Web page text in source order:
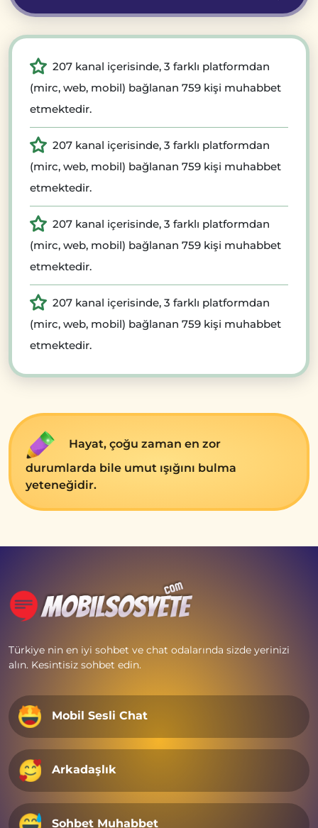
207 kanal içerisinde, 3 farklı platformdan
(mirc, web, mobil) bağlanan 759 kişi muhabbet
etmektedir.
207 kanal içerisinde, 3 farklı platformdan
(mirc, web, mobil) bağlanan 759 kişi muhabbet
etmektedir.
207 kanal içerisinde, 3 farklı platformdan
(mirc, web, mobil) bağlanan 759 kişi muhabbet
etmektedir.
207 kanal içerisinde, 3 farklı platformdan
(mirc, web, mobil) bağlanan 759 kişi muhabbet
etmektedir.
Hayat, çoğu zaman en zor
durumlarda bile umut ışığını bulma
yeteneğidir.
Türkiye nin en iyi sohbet ve chat odalarında sizde yerinizi
alın. Kesintisiz sohbet edin.
Mobil Sesli Chat
Arkadaşlık
Sohbet Muhabbet